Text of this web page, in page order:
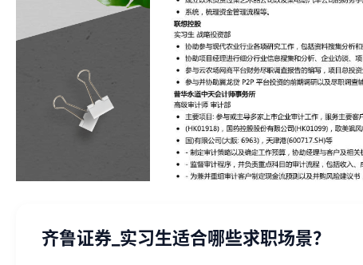
齐鲁证券_实习生适合哪些求职场景？